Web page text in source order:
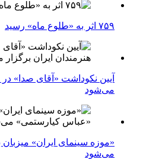
۷۵۹ اثر به «طلوع ماه» رسید
آیین نکوداشت «آقای صدا» در
می‌شود
«موزه سینمای ایران»
می‌شود